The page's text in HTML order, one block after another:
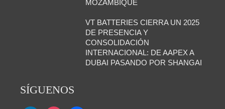
MOZAMBIQUE
VT BATTERIES CIERRA UN 2025
DE PRESENCIA Y
CONSOLIDACIÓN
INTERNACIONAL: DE AAPEX A
DUBAI PASANDO POR SHANGAI
SÍGUENOS